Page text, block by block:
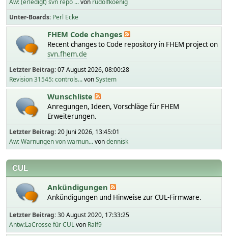
Aw: (erledigt) svn repo ...von rudolfkoenig
Unter-Boards Perl Ecke
FHEM Code changes
Recent changes to Code repository in FHEM project on
svn.fhem.de
Letzter Beitrag:07 August 2026, 08:00:28
Revision 31545: controls...vonSystem
Wunschliste
Anregungen, Ideen, Vorschläge für FHEM
Erweiterungen.
Letzter Beitrag:20 Juni 2026, 13:45:01
Aw: Warnungen von warnun...vondennisk
CUL
Ankündigungen
Ankündigungen und Hinweise zur CUL-Firmware.
Letzter Beitrag:30 August 2020, 17:33:25
Antw:LaCrosse für CULvon Ralf9